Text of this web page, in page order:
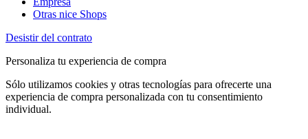
Otras nice Shops
Desistir del contrato
Personaliza tu experiencia de compra
Sólo utilizamos cookies y otras tecnologías para ofrecerte una
experiencia de compra personalizada con tu consentimiento
individual.